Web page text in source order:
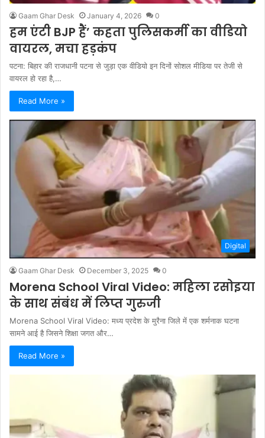
Gaam Ghar Desk January 4, 2026 0
हम एंटी BJP हैं’ कहता पुलिसकर्मी का वीडियो
वायरल, मचा हड़कंप
पटना: बिहार की राजधानी पटना से जुड़ा एक वीडियो इन दिनों सोशल मीडिया पर तेजी से
वायरल हो रहा है,…
Read More »
Digital
Gaam Ghar Desk December 3, 2025 0
Morena School Viral Video: महिला रसोइया
के साथ संबंध में लिप्त गुरुजी
Morena School Viral Video: मध्य प्रदेश के मुरैना जिले में एक शर्मनाक घटना
सामने आई है जिसने शिक्षा जगत और…
Read More »